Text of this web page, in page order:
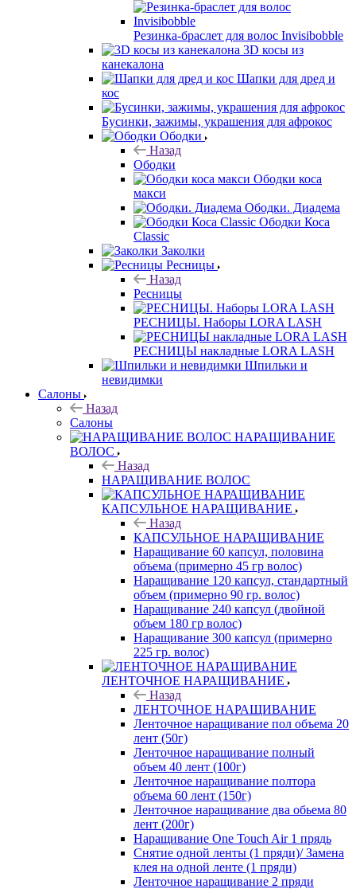
Резинка-браслет для волос Invisibobble
3D косы из
канекалона
Шапки для дред и
кос
Бусинки, зажимы, украшения для афрокос
Ободки
Назад
Ободки
Ободки коса
макси
Ободки. Диадема
Ободки Коса
Classic
Заколки
Ресницы
Назад
Ресницы
РЕСНИЦЫ. Наборы LORA LASH
РЕСНИЦЫ накладные LORA LASH
Шпильки и
невидимки
Салоны
Назад
Салоны
НАРАЩИВАНИЕ
ВОЛОС
Назад
НАРАЩИВАНИЕ ВОЛОС
КАПСУЛЬНОЕ НАРАЩИВАНИЕ
Назад
КАПСУЛЬНОЕ НАРАЩИВАНИЕ
Наращивание 60 капсул, половина
объема (примерно 45 гр волос)
Наращивание 120 капсул, стандартный
объем (примерно 90 гр. волос)
Наращивание 240 капсул (двойной
объем 180 гр волос)
Наращивание 300 капсул (примерно
225 гр. волос)
ЛЕНТОЧНОЕ НАРАЩИВАНИЕ
Назад
ЛЕНТОЧНОЕ НАРАЩИВАНИЕ
Ленточное наращивание пол объема 20
лент (50г)
Ленточное наращивание полный
объем 40 лент (100г)
Ленточное наращивание полтора
объема 60 лент (150г)
Ленточное наращивание два обьема 80
лент (200г)
Наращивание One Touch Air 1 прядь
Снятие одной ленты (1 пряди)/ Замена
клея на одной ленте (1 пряди)
Ленточное наращивание 2 пряди